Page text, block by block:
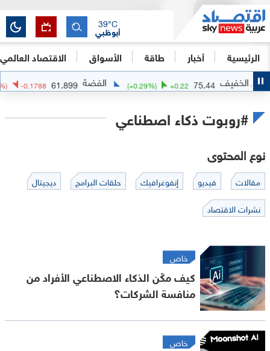
الرئيسية أخبار طاقة الأسواق الاقتصاد العالمي
أبوظبي
39°C
+0.22
( 0.29%) الفضة 61.899
-0.1788
(-0.29%)
#روبوت ذكاء اصطناعي
نوع المحتوى
مقالات فيديو إنفوغرافيك حلقات البرامج
ديجيتال
نشرات الاقتصاد
خاص
كيف مكّن الذكاء الاصطناعي الأفراد من
منافسة الشركات؟
خاص